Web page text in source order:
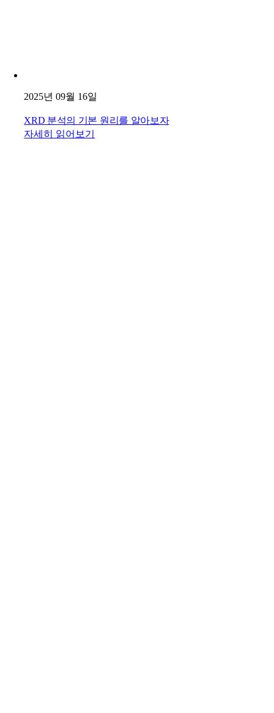
2025년 09월 16일
XRD 분석의 기본 원리를 알아보자
자세히 읽어보기